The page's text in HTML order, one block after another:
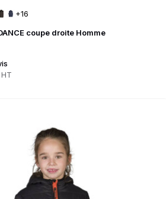
coupe droite Homme
+16